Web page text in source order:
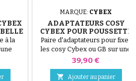
à la
le
MARQUE: CYBEX
ADAPTATEURS COSY
CYBEX POUR POUSSETTE
BALIOS S - TALOS S
Paire d'adaptateurs pour fixer
les cosy Cybex ou GB sur une
poussette Balios S et Talos S
Prix
39,90 €
 Ajouter au panier